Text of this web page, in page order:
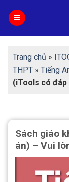
Trang chủ »
THPT » Tiếng
(iTools có đáp
Sách giáo
án) – Vui